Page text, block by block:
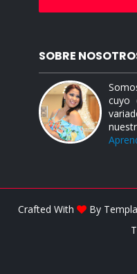
SOBRE
cuyo
Crafted With By